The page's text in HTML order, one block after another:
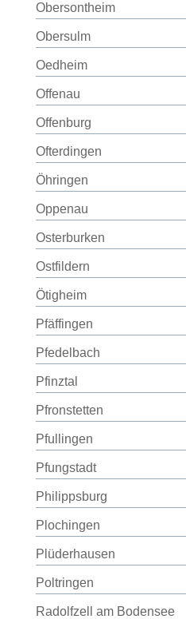
Obersontheim
Obersulm
Oedheim
Offenau
Offenburg
Ofterdingen
Öhringen
Oppenau
Osterburken
Ostfildern
Ötigheim
Pfäffingen
Pfedelbach
Pfinztal
Pfronstetten
Pfullingen
Pfungstadt
Philippsburg
Plochingen
Plüderhausen
Poltringen
Radolfzell am Bodensee